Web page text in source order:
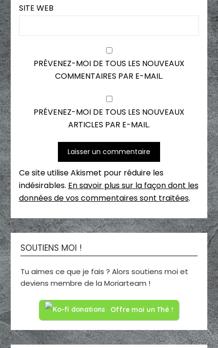
SITE WEB
PRÉVENEZ-MOI DE TOUS LES NOUVEAUX
COMMENTAIRES PAR E-MAIL.
PRÉVENEZ-MOI DE TOUS LES NOUVEAUX
ARTICLES PAR E-MAIL.
Ce site utilise Akismet pour réduire les
indésirables. En savoir plus sur la façon dont les
données de vos commentaires sont traitées.
SOUTIENS MOI !
Tu aimes ce que je fais ? Alors soutiens moi et
deviens membre de la Moriarteam !
Offre moi un Thé !